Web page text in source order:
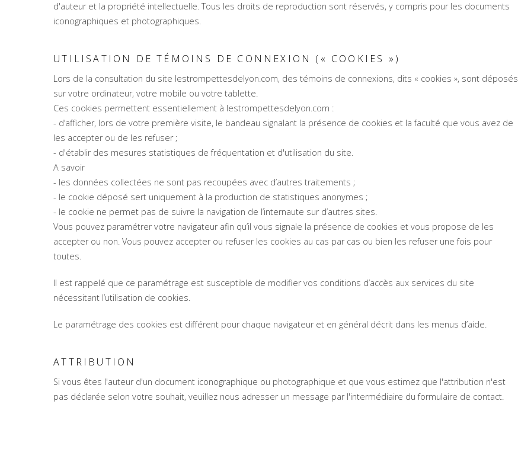
d'auteur et la propriété intellectuelle. Tous les droits de reproduction sont réservés, y compris pour les documents
iconographiques et photographiques.
UTILISATION DE TÉMOINS DE CONNEXION (« COOKIES »)
Lors de la consultation du site lestrompettesdelyon.com, des témoins de connexions, dits « cookies », sont déposés
sur votre ordinateur, votre mobile ou votre tablette.
Ces cookies permettent essentiellement à lestrompettesdelyon.com :
- d’afficher, lors de votre première visite, le bandeau signalant la présence de cookies et la faculté que vous avez de
les accepter ou de les refuser ;
- d'établir des mesures statistiques de fréquentation et d'utilisation du site.
A savoir
- les données collectées ne sont pas recoupées avec d’autres traitements ;
- le cookie déposé sert uniquement à la production de statistiques anonymes ;
- le cookie ne permet pas de suivre la navigation de l’internaute sur d’autres sites.
Vous pouvez paramétrer votre navigateur afin qu’il vous signale la présence de cookies et vous propose de les
accepter ou non. Vous pouvez accepter ou refuser les cookies au cas par cas ou bien les refuser une fois pour
toutes.
Il est rappelé que ce paramétrage est susceptible de modifier vos conditions d’accès aux services du site
nécessitant l’utilisation de cookies.
Le paramétrage des cookies est différent pour chaque navigateur et en général décrit dans les menus d’aide.
ATTRIBUTION
Si vous êtes l'auteur d'un document iconographique ou photographique et que vous estimez que l'attribution n'est
pas déclarée selon votre souhait, veuillez nous adresser un message par l'intermédiaire du formulaire de contact.